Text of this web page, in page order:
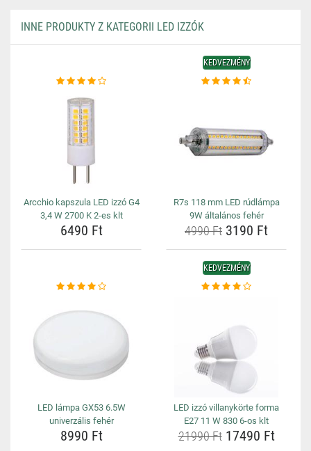
INNE PRODUKTY Z KATEGORII LED IZZÓK
Arcchio kapszula LED izzó G4
3,4 W 2700 K 2-es klt
6490 Ft
KEDVEZMÉNY
R7s 118 mm LED rúdlámpa
9W általános fehér
4990 Ft 3190 Ft
LED lámpa GX53 6.5W
univerzális fehér
8990 Ft
KEDVEZMÉNY
LED izzó villanykörte forma
E27 11 W 830 6-os klt
21990 Ft17490 Ft